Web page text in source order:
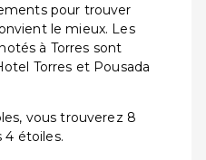
pour trouver
le mieux. Les
à Torres sont
Torres et Pousada
vous trouverez 8
4 étoiles.